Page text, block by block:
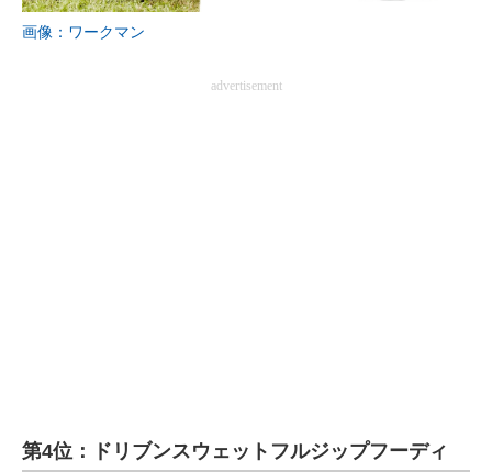
画像：ワークマン
advertisement
第4位：ドリブンスウェットフルジップフーディ